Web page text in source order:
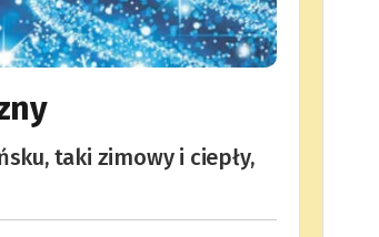
taki zimowy i ciepły,